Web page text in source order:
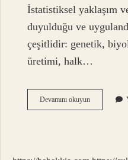
İstatistiksel yaklaşım
duyulduğu ve
çeşitlidir: genetik,
üretimi, halk…
Devamını okuyunFutbolda
Istatistik